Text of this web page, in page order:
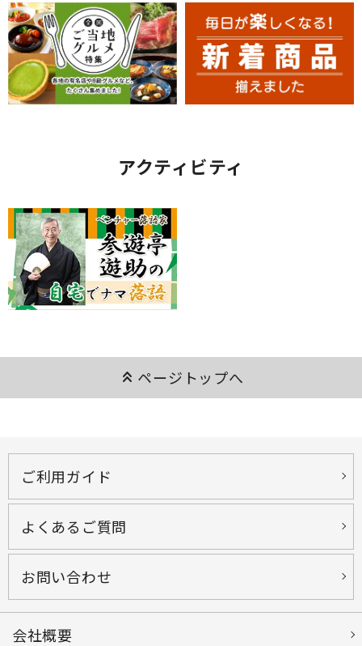
アクティビティ
keyboard_double_arrow_up ページトップへ
ご利用ガイド
よくあるご質問
お問い合わせ
会社概要